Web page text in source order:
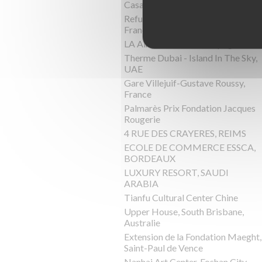
Casa Pyr, Lago Panguipulli, Chili
Refuge de Barroude, Pyrénées,
France
LA Almazara, Ronda, Espagne
Therme Dubai - Island In The Sky,
UAE
Gare Villejuif-Gustave Roussy,
France
Palmarès Prix Fondation Jacques
Rougerie
4 RUE DES CRAYERES, REIMS
ECOLE DE COMMERCE ESSCA,
BORDEAUX
LUXURY RESORT, SAUDI
ARABIA
Tianfu Cultural Center Chine
Upper House, South Brisbane,
Australie
Extension de la Fondation Maeght,
Saint-Paul de Vence